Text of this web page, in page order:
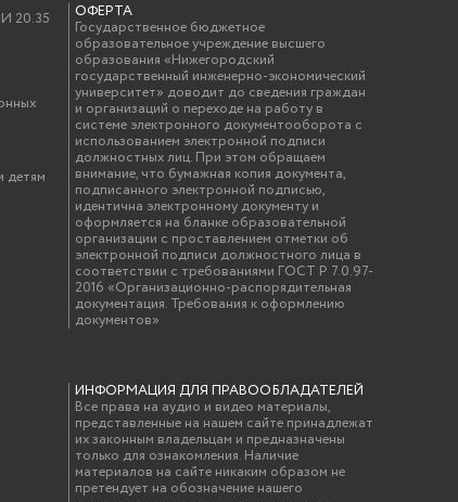
20.35
детям
ОФЕРТА
Государственное бюджетное
образовательное учреждение высшего
образования «Нижегородский
государственный инженерно-экономический
университет» доводит до сведения граждан
и организаций о переходе на работу в
системе электронного документооборота с
использованием электронной подписи
должностных лиц. При этом обращаем
внимание, что бумажная копия документа,
подписанного электронной подписью,
идентична электронному документу и
оформляется на бланке образовательной
организации с проставлением отметки об
электронной подписи должностного лица в
соответствии с требованиями ГОСТ Р 7.0.97-
2016 «Организационно-распорядительная
документация. Требования к оформлению
документов»
ИНФОРМАЦИЯ ДЛЯ ПРАВООБЛАДАТЕЛЕЙ
Все права на аудио и видео материалы,
представленные на нашем сайте принадлежат
их законным владельцам и предназначены
только для ознакомления. Наличие
материалов на сайте никаким образом не
претендует на обозначение нашего